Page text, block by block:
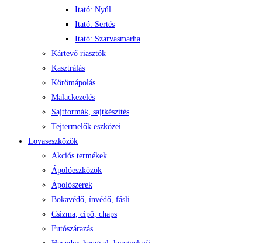
Itató: Nyúl
Itató: Sertés
Itató: Szarvasmarha
Kártevő riasztók
Kasztrálás
Körömápolás
Malackezelés
Sajtformák, sajtkészítés
Tejtermelők eszközei
Lovaseszközök
Akciós termékek
Ápolóeszközök
Ápolószerek
Bokavédő, ínvédő, fásli
Csizma, cipő, chaps
Futószárazás